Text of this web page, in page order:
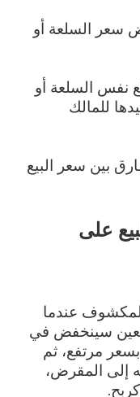
سعر السلعة أو
نفس السلعة أو
للمالك
بين سعر البيع
على
عندما
سينخفض في
مرتفع، ثم
إلى المقرض،